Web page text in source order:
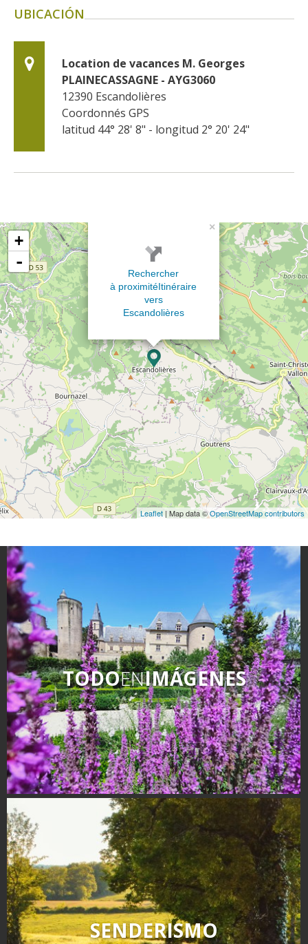
UBICACIÓN
Location de vacances M. Georges
PLAINECASSAGNE - AYG3060
12390 Escandolières
Coordonnés GPS
latitud 44° 28' 8" - longitud 2° 20' 24"
×
Rechercher
à proximitéItinéraire
vers
Escandolières
+
-
Leaflet | Map data ©OpenStreetMap contributors
TODOENIMÁGENES
SENDERISMO